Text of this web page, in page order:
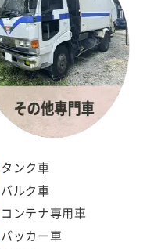
タンク車
バルク車
コンテナ専用車
パッカー車